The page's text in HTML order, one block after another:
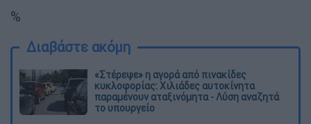
%
Διαβάστε ακόμη
«Στέρεψε» η αγορά από πινακίδες
κυκλοφορίας: Χιλιάδες αυτοκίνητα
παραμένουν αταξινόμητα - Λύση αναζητά
το υπουργείο